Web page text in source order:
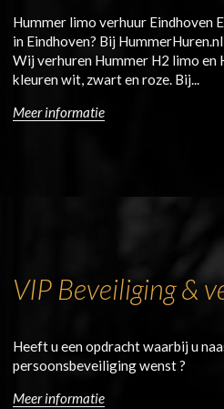
Hummer limo verhuur Eindhoven
in Eindhoven? Bij
Wij verhuren Hummer H2 limo en
kleuren wit, zwart en roze. Bij...
Meer informatie
VIP Beveiliging &
Heeft u een opdracht waarbij u
persoonsbeveiliging wenst ?
Meer informatie